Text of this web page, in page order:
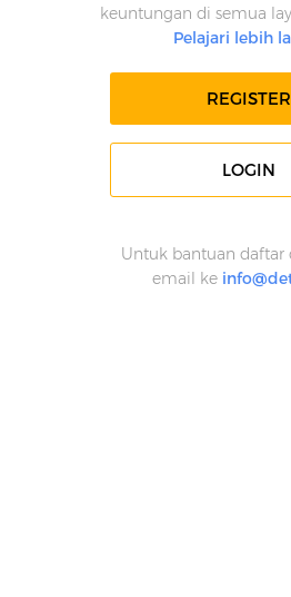
keuntungan di semua
Pelajari lebih
REGISTER
LOGIN
Untuk bantuan daftar
email ke